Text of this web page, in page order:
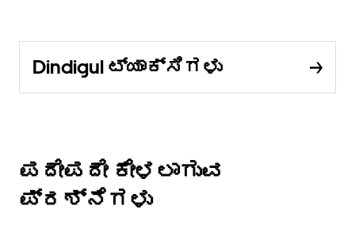
Dindigul ಟ್ಯಾಕ್ಸಿಗಳು
ಪದೇಪದೇ ಕೇಳಲಾಗುವ
ಪ್ರಶ್ನೆಗಳು